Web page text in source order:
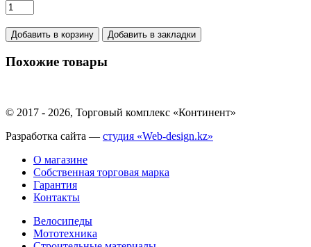
Добавить в корзину Добавить в закладки
Похожие товары
© 2017 - 2026, Торговый комплекс «Континент»
Разработка сайта — студия «Web-design.kz»
О магазине
Собственная торговая марка
Гарантия
Контакты
Велосипеды
Мототехника